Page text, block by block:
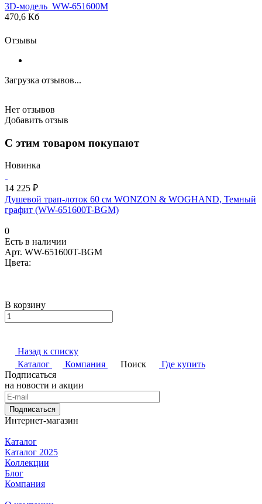
3D-модель_WW-651600M
470,6 Кб
Отзывы
Загрузка отзывов...
Нет отзывов
Добавить отзыв
С этим товаром покупают
Новинка
14 225 ₽
Душевой трап-лоток 60 см WONZON & WOGHAND, Темный
графит (WW-651600T-BGM)
0
Есть в наличии
Арт. WW-651600T-BGM
Цвета:
В корзину
Назад к списку
Каталог
Компания Поиск
Где купить
Подписаться
на новости и акции
Подписаться
Интернет-магазин
Каталог
Каталог 2025
Коллекции
Блог
Компания